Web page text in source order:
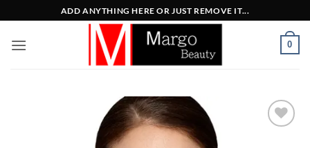
στο
περιεχόμενο
ADD ANYTHING HERE OR JUST REMOVE IT...
0